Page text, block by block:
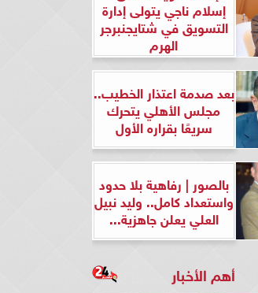
إسلام ناجي يتولى إدارة
التسويق في شتايجنبرجر
الهرم
بعد صدمة اعتذار الخطيب..
مجلس الأهلي يتحرك
سريعًا بقراره الأول
بالصور | رفاهية بلا حدود
واستعداد كامل.. وليد نبيل
العلي يعلن جاهزية...
أهم الأخبار